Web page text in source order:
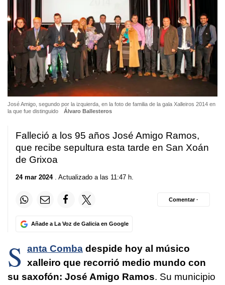
José Amigo, segundo por la izquierda, en la foto de familia de la gala Xalleiros 2014 en
la que fue distinguido
Álvaro Ballesteros
Falleció a los 95 años José Amigo Ramos,
que recibe sepultura esta tarde en San Xoán
de Grixoa
24 mar 2024. Actualizado a las 11:47 h.
Añade a La Voz de Galicia en Google
Comentar ·
S anta Comba despide hoy al músico
xalleiro que recorrió medio mundo con
su saxofón: José Amigo Ramos. Su municipio